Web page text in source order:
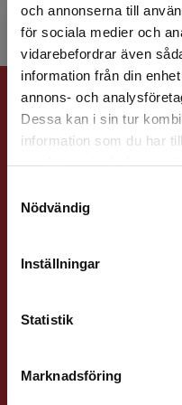
och annonserna till
för sociala medier och
vidarebefordrar även
information från din
annons- och
Dessa kan i sin tur
information som du har
Nödvändig
Inställningar
Statistik
Marknadsföring
Det verkar som att
studentlitteratur.se
Vi erbjuder inte
att kunna slutföra ett